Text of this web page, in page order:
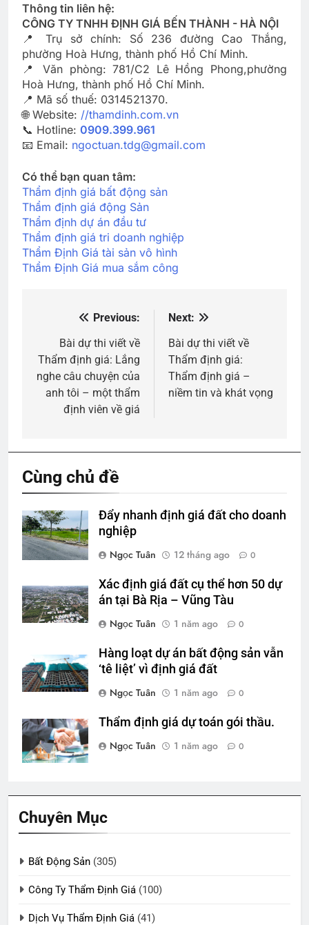
Thông tin liên hệ:
CÔNG TY TNHH ĐỊNH GIÁ BẾN THÀNH - HÀ NỘI
📍 Trụ sở chính: Số 236 đường Cao Thắng,
phường Hoà Hưng, thành phố Hồ Chí Minh.
📍 Văn phòng: 781/C2 Lê Hồng Phong,phường
Hoà Hưng, thành phố Hồ Chí Minh.
📍 Mã số thuế: 0314521370.
🌐 Website: //thamdinh.com.vn
📞 Hotline: 0909.399.961
📧 Email: ngoctuan.tdg@gmail.com
Có thể bạn quan tâm:
Thẩm định giá bất động sản
Thẩm định giá động Sản
Thẩm định dự án đầu tư
Thẩm định giá tri doanh nghiệp
Thẩm Định Giá tài sản vô hình
Thẩm Định Giá mua sắm công
hướng
bài
viết
Previous:
Bài dự thi viết về
Thẩm định giá: Lắng
nghe câu chuyện của
anh tôi – một thẩm
định viên về giá
Next:
Bài dự thi viết về
Thẩm định giá:
Thẩm định giá –
niềm tin và khát vọng
Cùng chủ đề
Đẩy nhanh định giá đất cho doanh
nghiệp
Ngọc Tuân
12 tháng ago 0
Xác định giá đất cụ thể hơn 50 dự
án tại Bà Rịa – Vũng Tàu
Ngọc Tuân
1 năm ago 0
Hàng loạt dự án bất động sản vẫn
‘tê liệt’ vì định giá đất
Ngọc Tuân
1 năm ago 0
Thẩm định giá dự toán gói thầu.
Ngọc Tuân
1 năm ago 0
Chuyên Mục
Bất Động Sản (305)
Công Ty Thẩm Định Giá (100)
Dịch Vụ Thẩm Định Giá (41)